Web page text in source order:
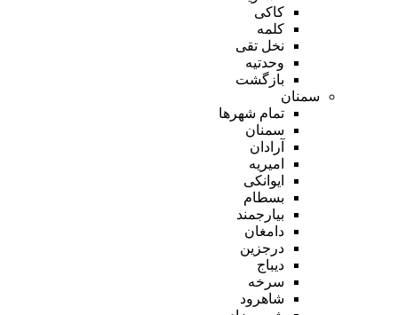
کاکی
کلمه
نخل تقی
وحدتیه
بازگشت
سمنان
تمام شهر‌ها
سمنان
آرادان
امیریه
ایوانکی
بسطام
بیارجمند
دامغان
درجزین
دیباج
سرخه
شاهرود